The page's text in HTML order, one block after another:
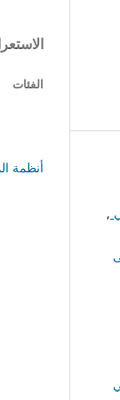
,
الفئات
أنظمة